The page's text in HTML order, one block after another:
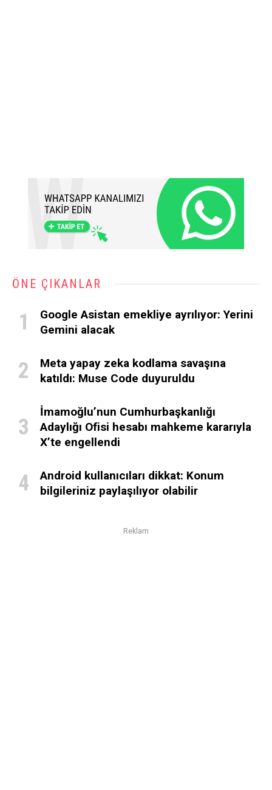
ÖNE ÇIKANLAR
Google Asistan emekliye ayrılıyor: Yerini
Gemini alacak
Meta yapay zeka kodlama savaşına
katıldı: Muse Code duyuruldu
İmamoğlu’nun Cumhurbaşkanlığı
Adaylığı Ofisi hesabı mahkeme kararıyla
X’te engellendi
Android kullanıcıları dikkat: Konum
bilgileriniz paylaşılıyor olabilir
Reklam